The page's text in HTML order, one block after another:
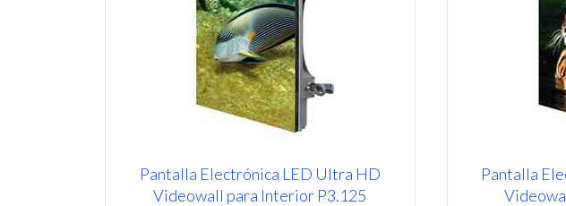
Pantalla Electrónica LED Ultra HD
Videowall para Interior P3.125
Pantalla